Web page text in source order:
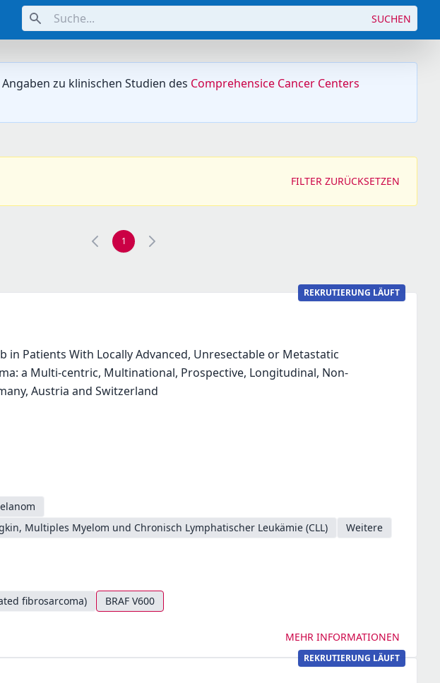
zu klinischen Studien des Comprehensice Cancer Centers
Suche... SUCHEN
FILTER ZURÜCKSETZEN
1
REKRUTIERUNG LÄUFT
in Patients With Locally Advanced, Unresectable or Metastatic
a Multi-centric, Multinational, Prospective, Longitudinal, Non-
Austria and Switzerland
Multiples Myelom und Chronisch Lymphatischer Leukämie (CLL)
Weitere
fibrosarcoma) BRAF V600
MEHR INFORMATIONEN
REKRUTIERUNG LÄUFT